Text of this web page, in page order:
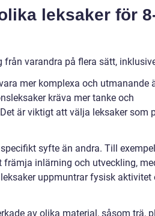
leksaker för
varandra på flera sätt,
mer komplexa och utmanande
kräva mer tanke och
är viktigt att välja leksaker som
syfte än andra. Till
inlärning och utveckling,
uppmuntrar fysisk aktivitet
av olika material, såsom trä,